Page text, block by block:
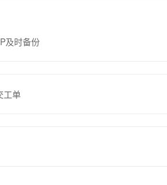
及时备份
工单